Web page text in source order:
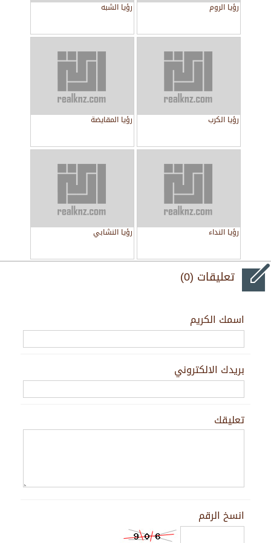
رؤيا الروم رؤيا الشبه
رؤيا الكرب رؤيا المقايضة
رؤيا النداء رؤيا النشابي
تعليقات (0)
اسمك الكريم
بريدك الالكتروني
تعليقك
انسخ الرقم